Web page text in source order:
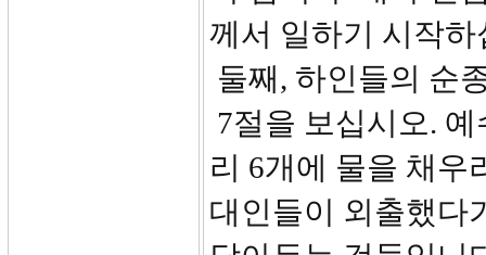
께서 일하기 시작하
둘째, 하인들의 순
7절을 보십시오.
리 6개에 물을 채우
대인들이 외출했다